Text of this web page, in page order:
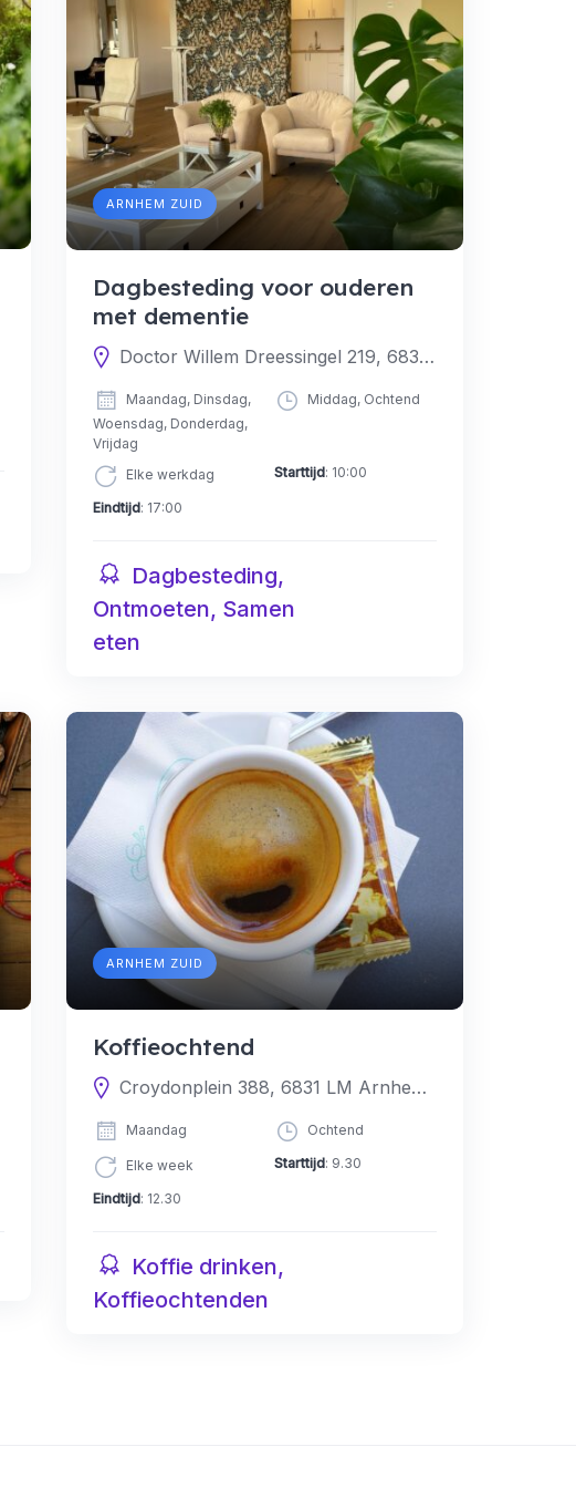
ARNHEM ZUID
Dagbesteding voor ouderen
met dementie
Doctor Willem Dreessingel 219, 6836 CS Arnhem, Nederland
Maandag, Dinsdag,
Woensdag, Donderdag,
Vrijdag
Middag, Ochtend
Elke werkdag Starttijd: 10:00
Eindtijd: 17:00
Dagbesteding,
Ontmoeten, Samen
eten
ARNHEM ZUID
Koffieochtend
Croydonplein 388, 6831 LM Arnhem, Nederland
Maandag Ochtend
Elke week Starttijd: 9.30
Eindtijd: 12.30
Koffie drinken,
Koffieochtenden